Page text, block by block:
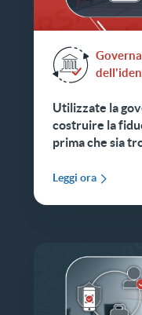
Utilizzate la
costruire la
prima che sia
Leggi ora